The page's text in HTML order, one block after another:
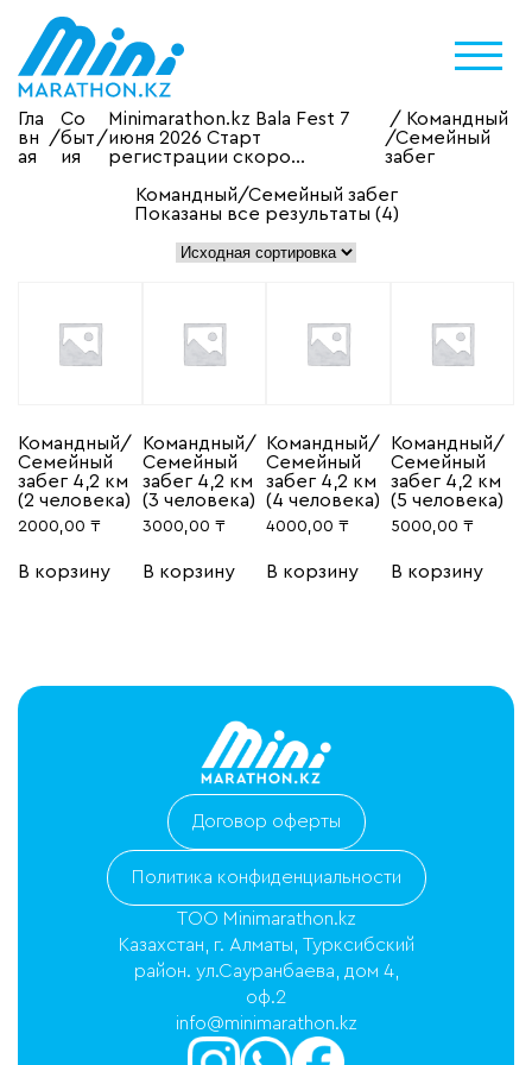
Гла
вн
ая
/
Со
быт
ия
/
Minimarathon.kz Bala Fest 7
июня 2026 Старт
регистрации скоро...
/ Командный
/Семейный
забег
Командный/Семейный забег
Показаны все результаты (4)
Командный/
Семейный
забег 4,2 км
(2 человека)
2000,00 ₸
В корзину
Командный/
Семейный
забег 4,2 км
(3 человека)
3000,00 ₸
В корзину
Командный/
Семейный
забег 4,2 км
(4 человека)
4000,00 ₸
В корзину
Командный/
Семейный
забег 4,2 км
(5 человека)
5000,00 ₸
В корзину
Договор оферты
Политика конфиденциальности
ТОО Minimarathon.kz
Казахстан, г. Алматы, Турксибский
район. ул.Сауранбаева, дом 4,
оф.2
info@minimarathon.kz